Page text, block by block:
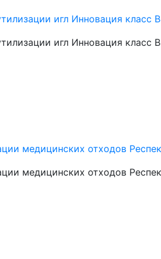
игл Инновация класс
игл Инновация класс
медицинских отходов
медицинских отходов